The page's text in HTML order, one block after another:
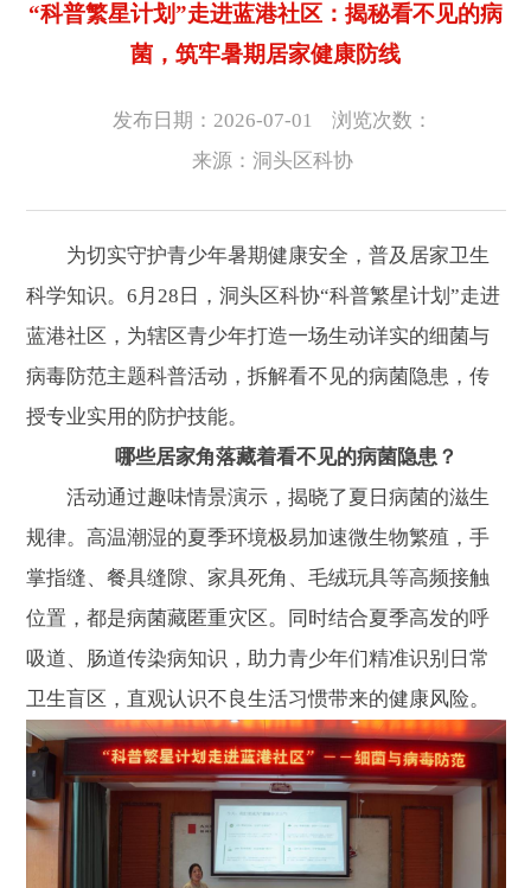
“科普繁星计划”走进蓝港社区：揭秘看不见的病
菌，筑牢暑期居家健康防线
发布日期：2026-07-01
浏览次数：
来源：洞头区科协
为切实守护青少年暑期健康安全，普及居家卫生
科学知识。6月28日，洞头区科协“科普繁星计划”走进
蓝港社区，为辖区青少年打造一场生动详实的细菌与
病毒防范主题科普活动，拆解看不见的病菌隐患，传
授专业实用的防护技能。
哪些居家角落藏着看不见的病菌隐患？
活动通过趣味情景演示，揭晓了夏日病菌的滋生
规律。高温潮湿的夏季环境极易加速微生物繁殖，手
掌指缝、餐具缝隙、家具死角、毛绒玩具等高频接触
位置，都是病菌藏匿重灾区。同时结合夏季高发的呼
吸道、肠道传染病知识，助力青少年们精准识别日常
卫生盲区，直观认识不良生活习惯带来的健康风险。